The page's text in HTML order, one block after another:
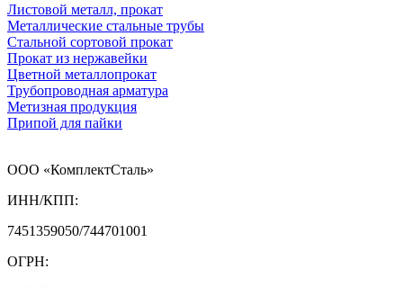
Листовой металл, прокат
Металлические стальные трубы
Стальной сортовой прокат
Прокат из нержавейки
Цветной металлопрокат
Трубопроводная арматура
Метизная продукция
Припой для пайки
ООО «КомплектСталь»
ИНН/КПП:
7451359050/744701001
ОГРН: